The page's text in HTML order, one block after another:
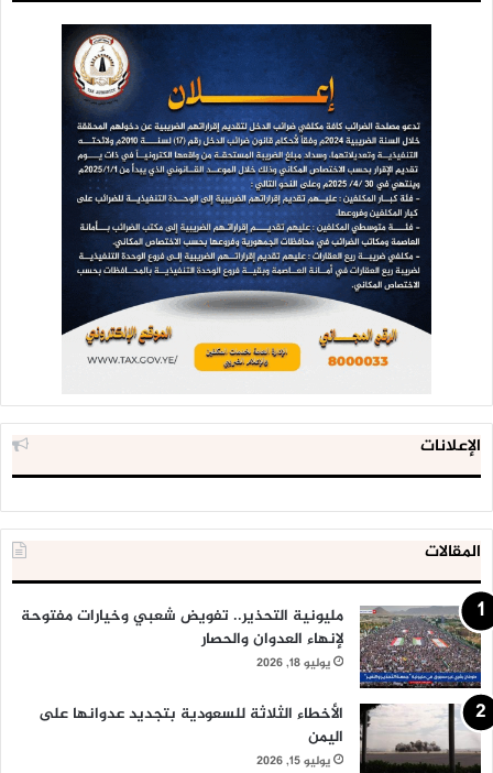
الإعلانات
المقالات
مليونية التحذير.. تفويض شعبي وخيارات مفتوحة
لإنهاء العدوان والحصار
يوليو 18, 2026
الأخطاء الثلاثة للسعودية بتجديد عدوانها على
اليمن
يوليو 15, 2026